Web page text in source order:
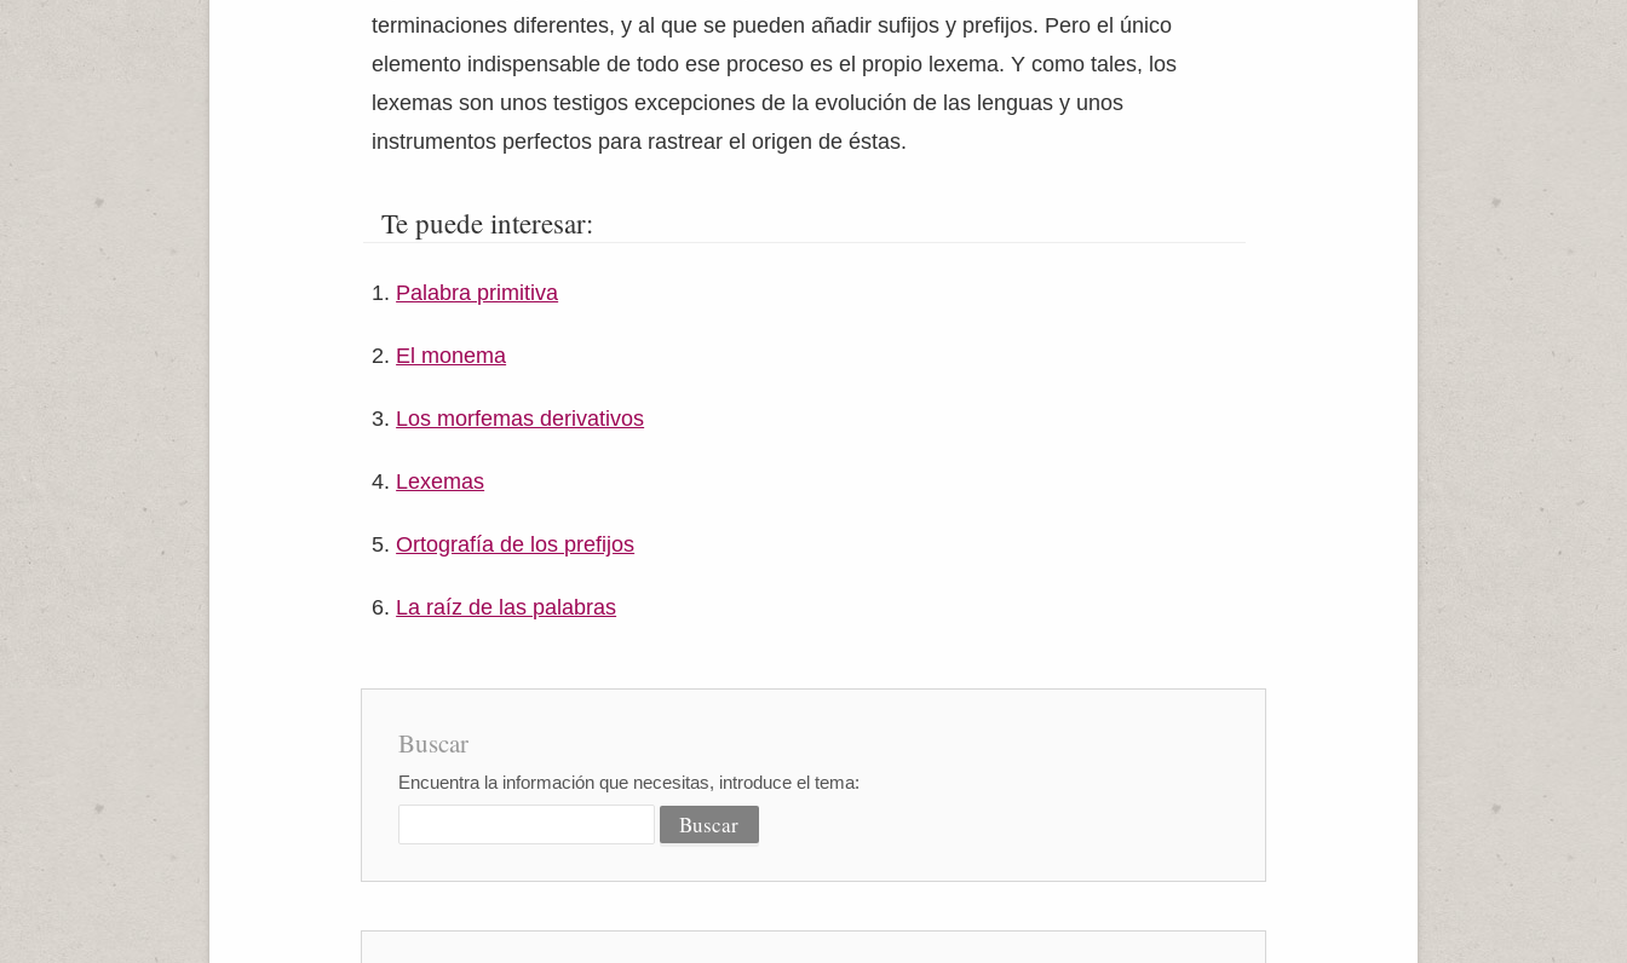
terminaciones diferentes, y al que se pueden añadir sufijos y prefijos. Pero el único
elemento indispensable de todo ese proceso es el propio lexema. Y como tales, los
lexemas son unos testigos excepciones de la evolución de las lenguas y unos
instrumentos perfectos para rastrear el origen de éstas.
Te puede interesar:
Palabra primitiva
El monema
Los morfemas derivativos
Lexemas
Ortografía de los prefijos
La raíz de las palabras
Buscar
Encuentra la información que necesitas, introduce el tema: